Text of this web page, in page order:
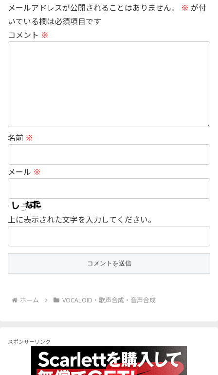
メールアドレスが公開されることはありません。 ※ が付
いている欄は必須項目です
コメント ※
名前 ※
メール ※
上に表示された文字を入力してください。
ホーム VOCALOID・歌声合成・音声合成
スポンサーリンク